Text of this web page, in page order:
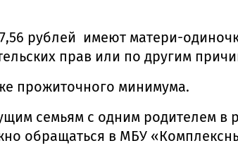
рублей имеют матери-
прав или по другим
прожиточного минимума.
семьям с одним родителем в
обращаться в МБУ